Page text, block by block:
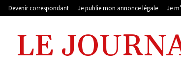
Devenir correspondant Je publie mon annonce légale Je
LE